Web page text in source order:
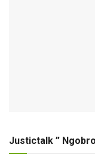
Justictalk ”